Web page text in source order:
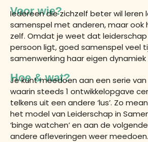
Voor wie?
Iedereen die zichzelf beter wil leren
samenspel met anderen, maar ook
zelf. Omdat je weet dat
persoon ligt, goed samenspel veel
samenwerking haar eigen dynamiek
Hoe & wat?
Je kunt meedoen aan een serie
waarin steeds 1 ontwikkelopgave
telkens uit een andere ‘lus’. Zo
het model van Leiderschap in
‘binge watchen’ en aan de
andere afleveringen weer meedoen.